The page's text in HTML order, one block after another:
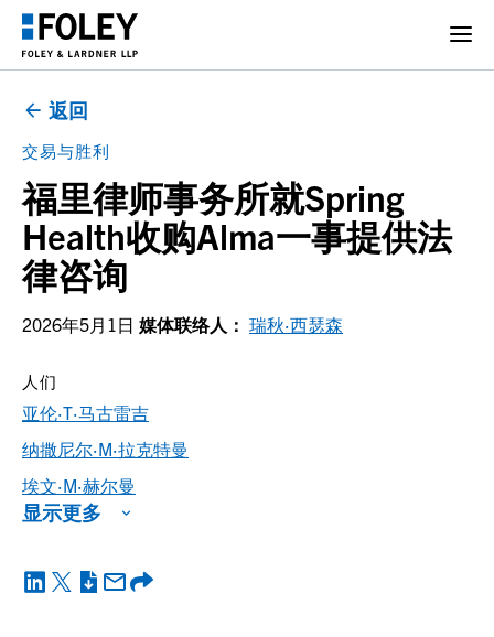
返回
交易与胜利
福里律师事务所就Spring
Health收购Alma一事提供法
律咨询
2026年5月1日 媒体联络人： 瑞秋·西瑟森
人们
亚伦·T·马古雷吉
纳撒尼尔·M·拉克特曼
埃文·M·赫尔曼
显示更多